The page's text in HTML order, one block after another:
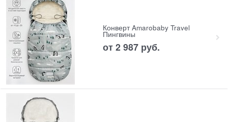
Конверт Amarobaby Travel
Пингвины
от 2 987 руб.